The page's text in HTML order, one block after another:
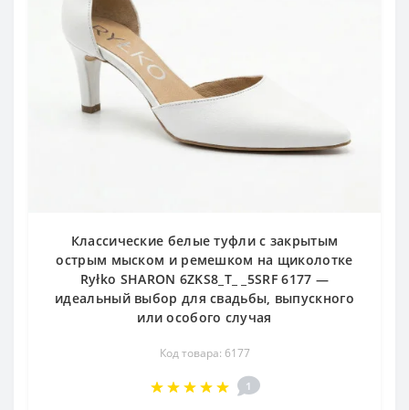
Классические белые туфли с закрытым
острым мыском и ремешком на щиколотке
Ryłko SHARON 6ZKS8_T_ _5SRF 6177 —
идеальный выбор для свадьбы, выпускного
или особого случая
Код товара: 6177
1